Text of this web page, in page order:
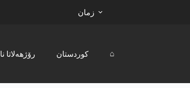
زمان
رۆژھەلاتا کوردستان ⌂